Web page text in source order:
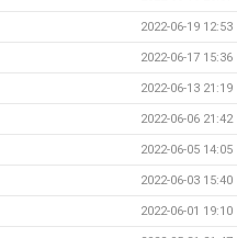
2022-06-19 12:53
2022-06-17 15:36
2022-06-13 21:19
2022-06-06 21:42
2022-06-05 14:05
2022-06-03 15:40
2022-06-01 19:10